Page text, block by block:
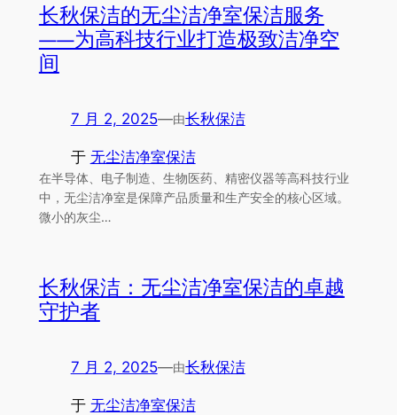
长秋保洁的无尘洁净室保洁服务
——为高科技行业打造极致洁净空
间
7 月 2, 2025—由长秋保洁
于 无尘洁净室保洁
在半导体、电子制造、生物医药、精密仪器等高科技行业
中，无尘洁净室是保障产品质量和生产安全的核心区域。
微小的灰尘…
长秋保洁：无尘洁净室保洁的卓越
守护者
7 月 2, 2025—由长秋保洁
于 无尘洁净室保洁